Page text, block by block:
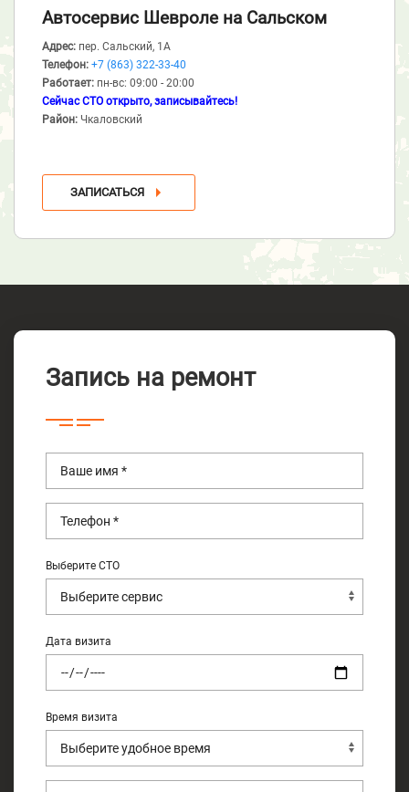
Автосервис Шевроле на Сальском
Адрес: пер. Сальский, 1А
Телефон: +7 (863) 322-33-40
Работает: пн-вс: 09:00 - 20:00
Сейчас СТО открыто, записывайтесь!
Район: Чкаловский
ЗАПИСАТЬСЯ
Запись на ремонт
Выберите СТО
Дата визита
Время визита